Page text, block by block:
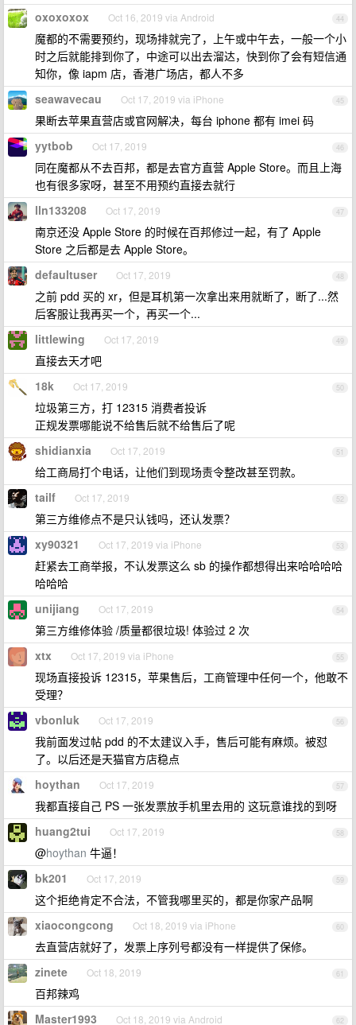
44
oxoxoxox Oct 16, 2019 via Android
魔都的不需要预约，现场排就完了，上午或中午去，一般一个小
时之后就能排到你了，中途可以出去溜达，快到你了会有短信通
知你，像 iapm 店，香港广场店，都人不多
45
seawavecau Oct 17, 2019 via iPhone
果断去苹果直营店或官网解决，每台 iphone 都有 imei 码
46
yytbob Oct 17, 2019
同在魔都从不去百邦，都是去官方直营 Apple Store。而且上海
也有很多家呀，甚至不用预约直接去就行
47
lln133208 Oct 17, 2019
南京还没 Apple Store 的时候在百邦修过一起，有了 Apple
Store 之后都是去 Apple Store。
48
defaultuser Oct 17, 2019
之前 pdd 买的 xr，但是耳机第一次拿出来用就断了，断了...然
后客服让我再买一个，再买一个...
49
littlewing Oct 17, 2019
直接去天才吧
50
18k Oct 17, 2019
垃圾第三方，打 12315 消费者投诉
正规发票哪能说不给售后就不给售后了呢
51
shidianxia Oct 17, 2019
给工商局打个电话，让他们到现场责令整改甚至罚款。
52
tailf Oct 17, 2019
第三方维修点不是只认钱吗，还认发票？
53
xy90321 Oct 17, 2019 via iPhone
赶紧去工商举报，不认发票这么 sb 的操作都想得出来哈哈哈哈
哈哈哈
54
unijiang Oct 17, 2019
第三方维修体验 /质量都很垃圾! 体验过 2 次
55
xtx Oct 17, 2019 via iPhone
现场直接投诉 12315，苹果售后，工商管理中任何一个，他敢不
受理？
56
vbonluk Oct 17, 2019
我前面发过帖 pdd 的不太建议入手，售后可能有麻烦。被怼
了。以后还是天猫官方店稳点
57
hoythan Oct 17, 2019
我都直接自己 PS 一张发票放手机里去用的 这玩意谁找的到呀
58
huang2tui Oct 17, 2019
@hoythan 牛逼！
59
bk201 Oct 17, 2019
这个拒绝肯定不合法，不管我哪里买的，都是你家产品啊
60
xiaocongcong Oct 18, 2019 via iPhone
去直营店就好了，发票上序列号都没有一样提供了保修。
61
zinete Oct 18, 2019
百邦辣鸡
62
Master1993 Oct 18, 2019 via Android